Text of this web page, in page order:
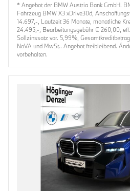
* Angebot der BMW Austria Bank GmbH.
Fahrzeug BMW X3 xDrive30d,
14.697,-, Laufzeit 36 Monate, monatliche
24.495,-, Bearbeitungsgebühr € 260,00,
Sollzinssatz var. 5,99%,
NoVA und MwSt.. Angebot freibleibend.
vorbehalten.